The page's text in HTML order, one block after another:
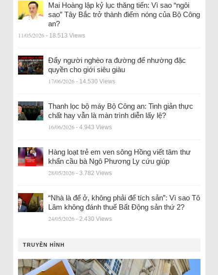
Mai Hoàng lập kỷ lục thăng tiến: Vì sao “ngôi
sao” Tây Bắc trở thành điểm nóng của Bộ Công
an?
11/05/2026 - 18.513 Views
Đẩy người nghèo ra đường để nhường đặc
quyền cho giới siêu giàu
17/06/2026 - 14.530 Views
Thanh lọc bộ máy Bộ Công an: Tinh giản thực
chất hay vẫn là màn trình diễn lấy lệ?
16/06/2026 - 4.943 Views
Hàng loạt trẻ em ven sông Hồng viết tâm thư
khẩn cầu bà Ngô Phương Ly cứu giúp
28/05/2026 - 3.782 Views
“Nhà là để ở, không phải để tích sản”: Vì sao Tô
Lâm không đánh thuế Bất Động sản thứ 2?
24/05/2026 - 2.430 Views
TRUYỀN HÌNH